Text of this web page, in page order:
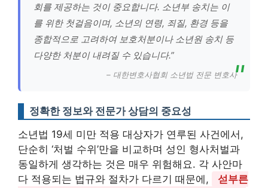
회를 제공하는 것이 중요합니다. 소년부 송치는 이
를 위한 첫걸음이며, 소년의 연령, 죄질, 환경 등을
종합적으로 고려하여 보호처분이나 소년원 송치 등
다양한 처분이 내려질 수 있습니다.”
– 대한변호사협회 소년법 전문 변호사
정확한 정보와 전문가 상담의 중요성
소년법 19세 미만 적용 대상자가 연루된 사건에서,
단순히 ‘처벌 수위’만을 비교하며 성인 형사처벌과
동일하게 생각하는 것은 매우 위험해요. 각 사안마
다 적용되는 법규와 절차가 다르기 때문에,
섣부른